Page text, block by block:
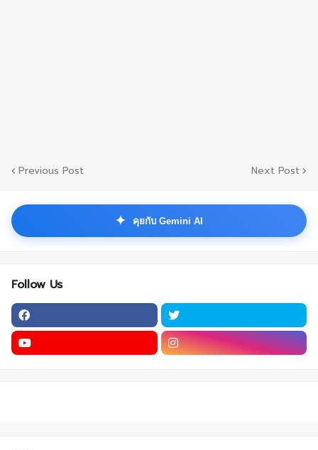
Previous Post Next Post
✦ คุยกับ Gemini AI
Follow Us